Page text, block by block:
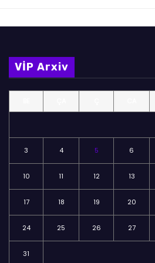
VİP Arxiv
3 4 5 6
10 11 12 13
17 18 19 20
24 25 26 27
31